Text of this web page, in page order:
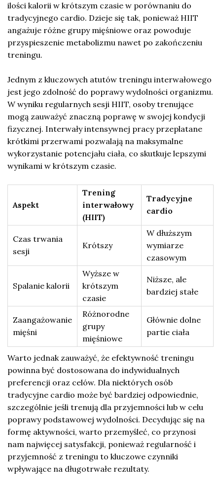
ilości kalorii w krótszym czasie w porównaniu do
tradycyjnego cardio. Dzieje się tak, ponieważ HIIT
angażuje różne grupy mięśniowe oraz powoduje
przyspieszenie metabolizmu nawet po zakończeniu
treningu.
Jednym z kluczowych atutów treningu interwałowego
jest jego zdolność do poprawy wydolności organizmu.
W wyniku regularnych sesji HIIT, osoby trenujące
mogą zauważyć znaczną poprawę w swojej kondycji
fizycznej. Interwały intensywnej pracy przeplatane
krótkimi przerwami pozwalają na maksymalne
wykorzystanie potencjału ciała, co skutkuje lepszymi
wynikami w krótszym czasie.
Aspekt
Trening
interwałowy
(HIIT)
Tradycyjne
cardio
Czas trwania
sesji
Krótszy
W dłuższym
wymiarze
czasowym
Spalanie kalorii
Wyższe w
krótszym
czasie
Niższe, ale
bardziej stałe
Zaangażowanie
mięśni
Różnorodne
grupy
mięśniowe
Głównie dolne
partie ciała
Warto jednak zauważyć, że efektywność treningu
powinna być dostosowana do indywidualnych
preferencji oraz celów. Dla niektórych osób
tradycyjne cardio może być bardziej odpowiednie,
szczególnie jeśli trenują dla przyjemności lub w celu
poprawy podstawowej wydolności. Decydując się na
formę aktywności, warto przemyśleć, co przynosi
nam najwięcej satysfakcji, ponieważ regularność i
przyjemność z treningu to kluczowe czynniki
wpływające na długotrwałe rezultaty.